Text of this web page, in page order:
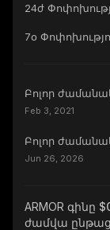
24ժ
7օ
Բոլոր
Feb 3, 2021
Բոլոր
Jun 26, 2026
ARMOR գինը
ժամվա